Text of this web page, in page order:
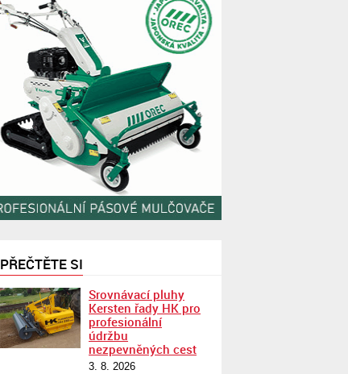
PŘEČTĚTE SI
Srovnávací pluhy
Kersten řady HK pro
profesionální
údržbu
nezpevněných cest
3. 8. 2026